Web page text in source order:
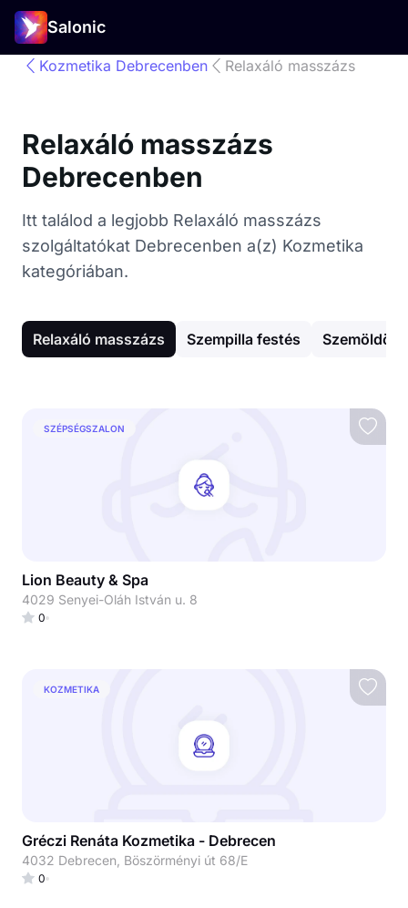
Salonic
Kozmetika Debrecenben Relaxáló masszázs
Relaxáló masszázs
Debrecenben
Itt találod a legjobb Relaxáló masszázs
szolgáltatókat Debrecenben a(z) Kozmetika
kategóriában.
Relaxáló masszázs Szempilla festés Szemöldök
SZÉPSÉGSZALON
Lion Beauty & Spa
4029 Senyei-Oláh István u. 8
0
KOZMETIKA
Gréczi Renáta Kozmetika - Debrecen
4032 Debrecen, Böszörményi út 68/E
0